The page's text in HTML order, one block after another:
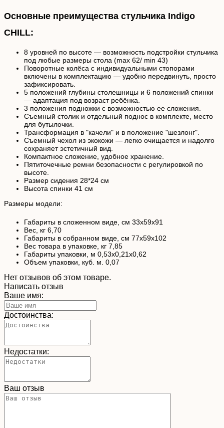
Основные преимущества стульчика Indigo
CHILL:
8 уровней по высоте — возможность подстройки стульчика
под любые размеры стола (max 62/ min 43)
Поворотные колёса с индивидуальными стопорами
включены в комплектацию — удобно передвинуть, просто
зафиксировать.
5 положений глубины столешницы и 6 положений спинки
— адаптация под возраст ребёнка.
3 положения подножки с возможностью ее сложения.
Съемный столик и отдельный поднос в комплекте, место
для бутылочки.
Трансформация в "качели" и в положение "шезлонг".
Съемный чехол из экокожи — легко очищается и надолго
сохраняет эстетичный вид.
Компактное сложение, удобное хранение.
Пятиточечные ремни безопасности с регулировкой по
высоте.
Размер сидения 28*24 см
Высота спинки 41 см
Размеры модели:
Габариты в сложенном виде, см 33х59х91
Вес, кг 6,70
Габариты в собранном виде, см 77х59х102
Вес товара в упаковке, кг 7,85
Габариты упаковки, м 0,53х0,21х0,62
Объем упаковки, куб. м. 0,07
Нет отзывов об этом товаре.
Написать отзыв
Ваше имя:
Достоинства:
Недостатки:
Ваш отзыв